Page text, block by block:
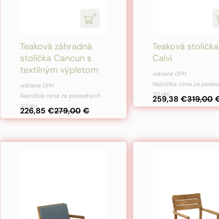
Teaková záhradná
stolička Cancun s
textilným výpletom
279,00 €
Pôvodná
cena
bola:
279,00€.
226,85 €
Aktuálna
cena
je:
226,85€.
vrátane DPH
Najnižšia cena za posledných
30 dní
Teaková stolička
Calvi
319,00
259,38 €
vrátane DPH
Najnižšia cena za
30 dní